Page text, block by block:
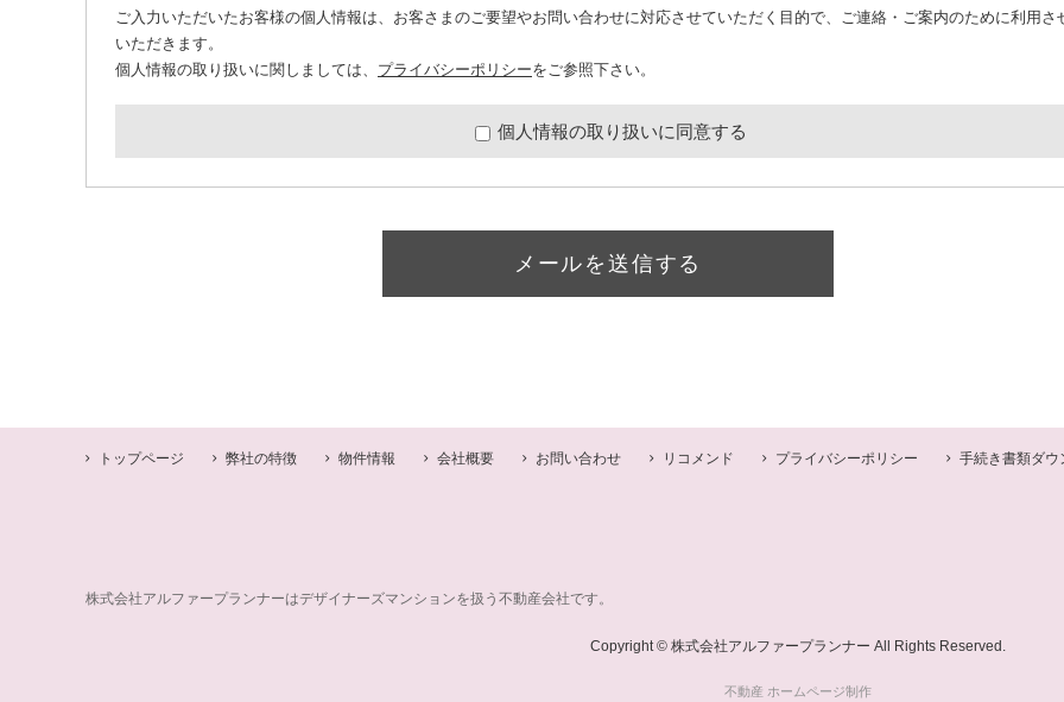
ご入力いただいたお客様の個人情報は、お客さまのご要望やお問い合わせに対応させていただく目的で、ご連絡・ご案内のために利用さ
いただきます。
個人情報の取り扱いに関しましては、 プライバシーポリシーをご参照下さい。
個人情報の取り扱いに同意する
メールを送信する
トップページ 弊社の特徴 物件情報 会社概要 お問い合わせ リコメンド プライバシーポリシー 手続き書類ダウ
株式会社アルファープランナーはデザイナーズマンションを扱う不動産会社です。
Copyright © 株式会社アルファープランナー All Rights Reserved.
不動産 ホームページ制作